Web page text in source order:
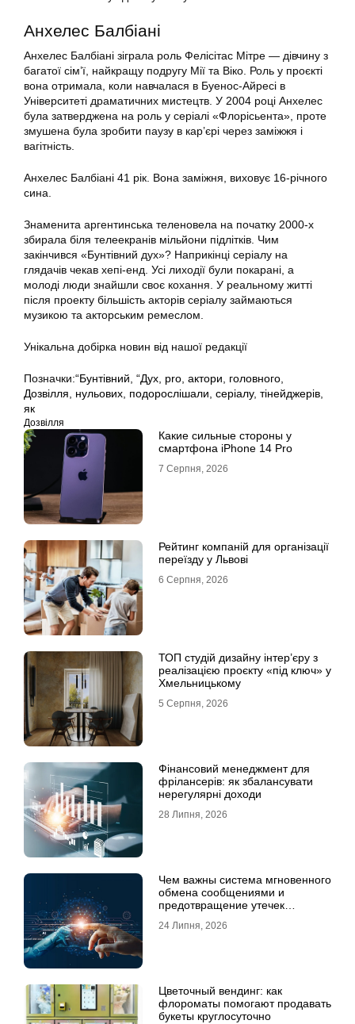
Анхелес Балбіані
Анхелес Балбіані зіграла роль Фелісітас Мітре — дівчину з
багатої сім’ї, найкращу подругу Мії та Віко. Роль у проєкті
вона отримала, коли навчалася в Буенос-Айресі в
Університеті драматичних мистецтв. У 2004 році Анхелес
була затверджена на роль у серіалі «Флорісьента», проте
змушена була зробити паузу в кар’єрі через заміжжя і
вагітність.
Анхелес Балбіані 41 рік. Вона заміжня, виховує 16-річного
сина.
Знаменита аргентинська теленовела на початку 2000-х
збирала біля телеекранів мільйони підлітків. Чим
закінчився «Бунтівний дух»? Наприкінці серіалу на
глядачів чекав хепі-енд. Усі лиходії були покарані, а
молоді люди знайшли своє кохання. У реальному житті
після проекту більшість акторів серіалу займаються
музикою та акторським ремеслом.
Унікальна добірка новин від нашої редакції
Позначки:“Бунтівний, “Дух, pro, актори, головного,
Дозвілля, нульових, подорослішали, серіалу, тінейджерів,
як
Дозвілля
Какие сильные стороны у
смартфона iPhone 14 Pro
7 Серпня, 2026
Рейтинг компаній для організації
переїзду у Львові
6 Серпня, 2026
ТОП студій дизайну інтер’єру з
реалізацією проєкту «під ключ» у
Хмельницькому
5 Серпня, 2026
Фінансовий менеджмент для
фрілансерів: як збалансувати
нерегулярні доходи
28 Липня, 2026
Чем важны система мгновенного
обмена сообщениями и
предотвращение утечек
24 Липня, 2026
Цветочный вендинг: как
флороматы помогают продавать
букеты круглосуточно